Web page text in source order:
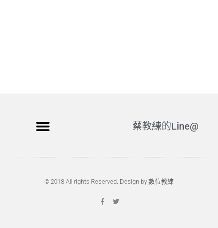
蔡教練的Line@
© 2018 All rights Reserved. Design by 數位教練